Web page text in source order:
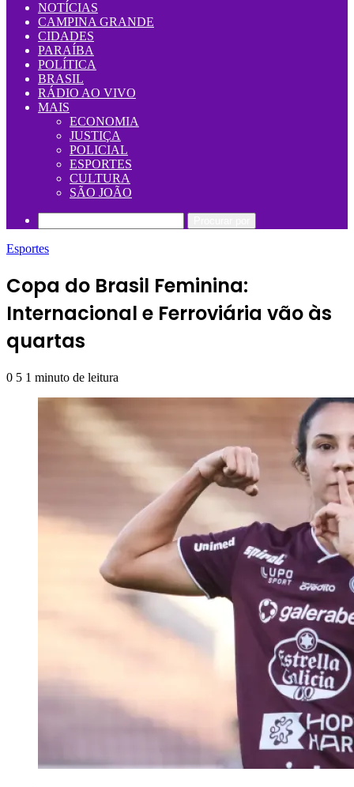
NOTÍCIAS
CAMPINA GRANDE
CIDADES
PARAÍBA
POLÍTICA
BRASIL
RÁDIO AO VIVO
MAIS
ECONOMIA
JUSTIÇA
POLICIAL
ESPORTES
CULTURA
SÃO JOÃO
Esportes
Copa do Brasil Feminina:
Internacional e Ferroviária vão às
quartas
0 5 1 minuto de leitura